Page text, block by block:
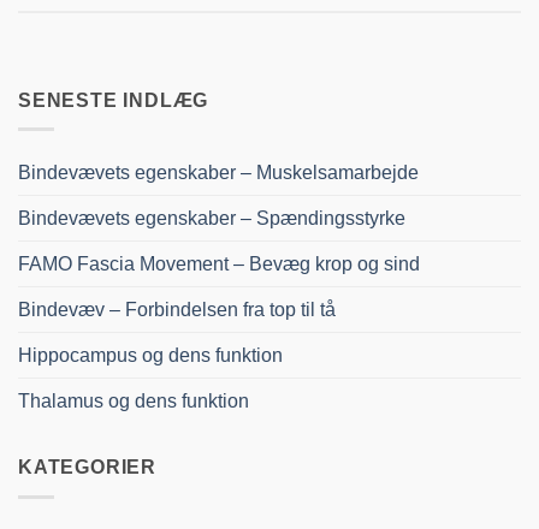
SENESTE INDLÆG
Bindevævets egenskaber – Muskelsamarbejde
Bindevævets egenskaber – Spændingsstyrke
FAMO Fascia Movement – Bevæg krop og sind
Bindevæv – Forbindelsen fra top til tå
Hippocampus og dens funktion
Thalamus og dens funktion
KATEGORIER